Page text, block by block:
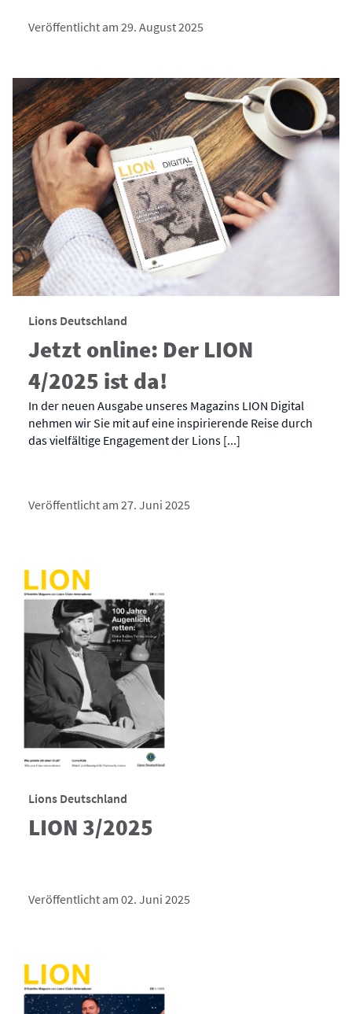
Veröffentlicht am 29. August 2025
Lions Deutschland
Jetzt online: Der LION
4/2025 ist da!
In der neuen Ausgabe unseres Magazins LION Digital
nehmen wir Sie mit auf eine inspirierende Reise durch
das vielfältige Engagement der Lions [...]
Veröffentlicht am 27. Juni 2025
Lions Deutschland
LION 3/2025
Veröffentlicht am 02. Juni 2025